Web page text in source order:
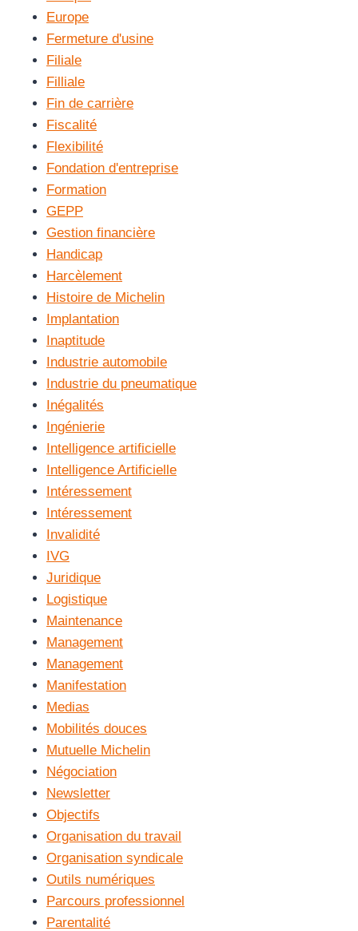
Europe
Fermeture d'usine
Filiale
Filliale
Fin de carrière
Fiscalité
Flexibilité
Fondation d'entreprise
Formation
GEPP
Gestion financière
Handicap
Harcèlement
Histoire de Michelin
Implantation
Inaptitude
Industrie automobile
Industrie du pneumatique
Inégalités
Ingénierie
Intelligence artificielle
Intelligence Artificielle
Intéressement
Intéressement
Invalidité
IVG
Juridique
Logistique
Maintenance
Management
Management
Manifestation
Medias
Mobilités douces
Mutuelle Michelin
Négociation
Newsletter
Objectifs
Organisation du travail
Organisation syndicale
Outils numériques
Parcours professionnel
Parentalité